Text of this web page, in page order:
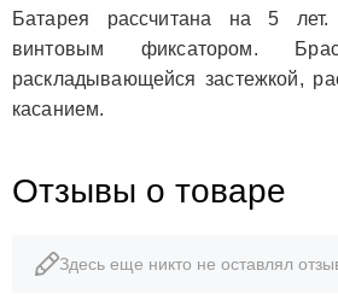
Батарея рассчитана на 5
винтовым фиксатором.
раскладывающейся застежкой,
касанием.
Отзывы о товаре
Здесь еще никто не оставлял